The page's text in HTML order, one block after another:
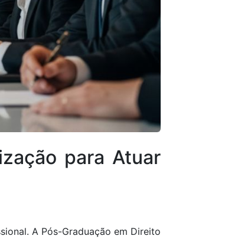
para Atuar
A Pós-Graduação em Direito